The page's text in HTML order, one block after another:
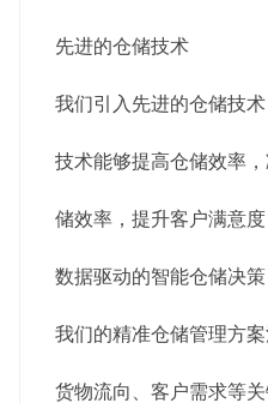
先进的仓储技术
我们引入先进的仓储技
技术能够提高仓储效率
储效率，提升客户满意
数据驱动的智能仓储决策
我们的精准仓储管理方
货物流向、客户需求等